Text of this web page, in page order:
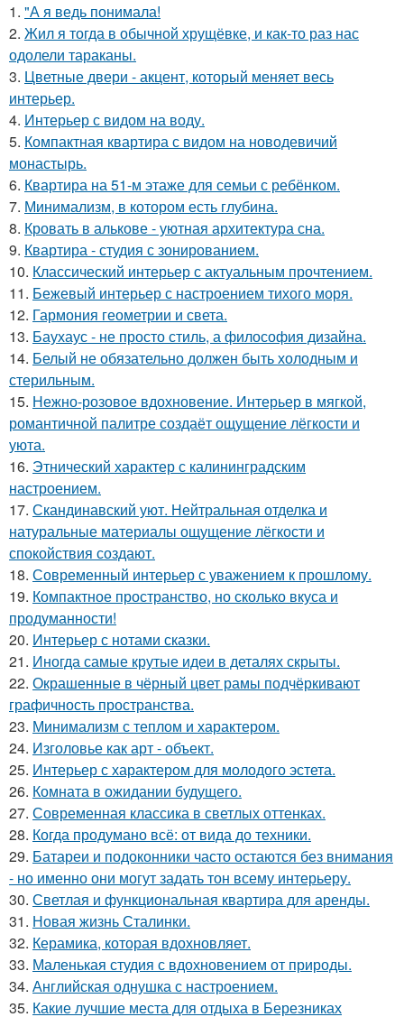
1. "А я ведь понимала!
2. Жил я тогда в обычной хрущёвке, и как-то раз нас
одолели тараканы.
3. Цветные двери - акцент, который меняет весь
интерьер.
4. Интерьер с видом на воду.
5. Компактная квартира с видом на новодевичий
монастырь.
6. Квартира на 51-м этаже для семьи с ребёнком.
7. Минимализм, в котором есть глубина.
8. Кровать в алькове - уютная архитектура сна.
9. Квартира - студия с зонированием.
10. Классический интерьер с актуальным прочтением.
11. Бежевый интерьер с настроением тихого моря.
12. Гармония геометрии и света.
13. Баухаус - не просто стиль, а философия дизайна.
14. Белый не обязательно должен быть холодным и
стерильным.
15. Нежно-розовое вдохновение. Интерьер в мягкой,
романтичной палитре создаёт ощущение лёгкости и
уюта.
16. Этнический характер с калининградским
настроением.
17. Скандинавский уют. Нейтральная отделка и
натуральные материалы ощущение лёгкости и
спокойствия создают.
18. Современный интерьер с уважением к прошлому.
19. Компактное пространство, но сколько вкуса и
продуманности!
20. Интерьер с нотами сказки.
21. Иногда самые крутые идеи в деталях скрыты.
22. Окрашенные в чёрный цвет рамы подчёркивают
графичность пространства.
23. Минимализм с теплом и характером.
24. Изголовье как арт - объект.
25. Интерьер с характером для молодого эстета.
26. Комната в ожидании будущего.
27. Современная классика в светлых оттенках.
28. Когда продумано всё: от вида до техники.
29. Батареи и подоконники часто остаются без внимания
- но именно они могут задать тон всему интерьеру.
30. Светлая и функциональная квартира для аренды.
31. Новая жизнь Сталинки.
32. Керамика, которая вдохновляет.
33. Маленькая студия с вдохновением от природы.
34. Английская однушка с настроением.
35. Какие лучшие места для отдыха в Березниках